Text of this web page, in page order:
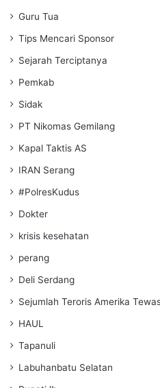
Guru Tua
Tips Mencari Sponsor
Sejarah Terciptanya
Pemkab
Sidak
PT Nikomas Gemilang
Kapal Taktis AS
IRAN Serang
#PolresKudus
Dokter
krisis kesehatan
perang
Deli Serdang
Sejumlah Teroris Amerika
HAUL
Tapanuli
Labuhanbatu Selatan